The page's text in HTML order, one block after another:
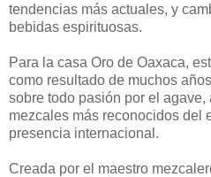
tendencias más actuales, y
bebidas espirituosas.
Para la casa Oro de Oaxaca,
como resultado de muchos
sobre todo pasión por el
mezcales más reconocidos del
presencia internacional.
Creada por el maestro